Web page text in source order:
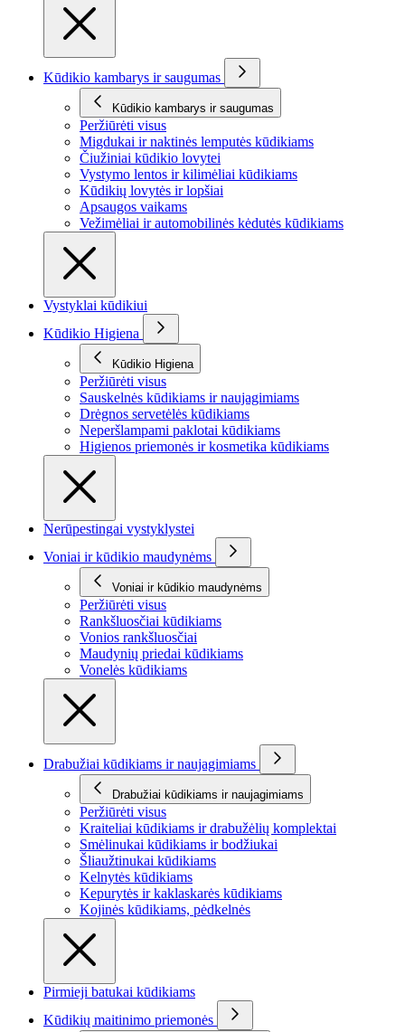
Kūdikio kambarys ir saugumas
Kūdikio kambarys ir saugumas
Peržiūrėti visus
Migdukai ir naktinės lemputės kūdikiams
Čiužiniai kūdikio lovytei
Vystymo lentos ir kilimėliai kūdikiams
Kūdikių lovytės ir lopšiai
Apsaugos vaikams
Vežimėliai ir automobilinės kėdutės kūdikiams
Vystyklai kūdikiui
Kūdikio Higiena
Kūdikio Higiena
Peržiūrėti visus
Sauskelnės kūdikiams ir naujagimiams
Drėgnos servetėlės kūdikiams
Neperšlampami paklotai kūdikiams
Higienos priemonės ir kosmetika kūdikiams
Nerūpestingai vystyklystei
Voniai ir kūdikio maudynėms
Voniai ir kūdikio maudynėms
Peržiūrėti visus
Rankšluosčiai kūdikiams
Vonios rankšluosčiai
Maudynių priedai kūdikiams
Vonelės kūdikiams
Drabužiai kūdikiams ir naujagimiams
Drabužiai kūdikiams ir naujagimiams
Peržiūrėti visus
Kraiteliai kūdikiams ir drabužėlių komplektai
Smėlinukai kūdikiams ir bodžiukai
Šliaužtinukai kūdikiams
Kelnytės kūdikiams
Kepurytės ir kaklaskarės kūdikiams
Kojinės kūdikiams, pėdkelnės
Pirmieji batukai kūdikiams
Kūdikių maitinimo priemonės